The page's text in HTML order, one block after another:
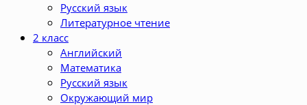
Русский язык
Литературное чтение
2 класс
Английский
Математика
Русский язык
Окружающий мир